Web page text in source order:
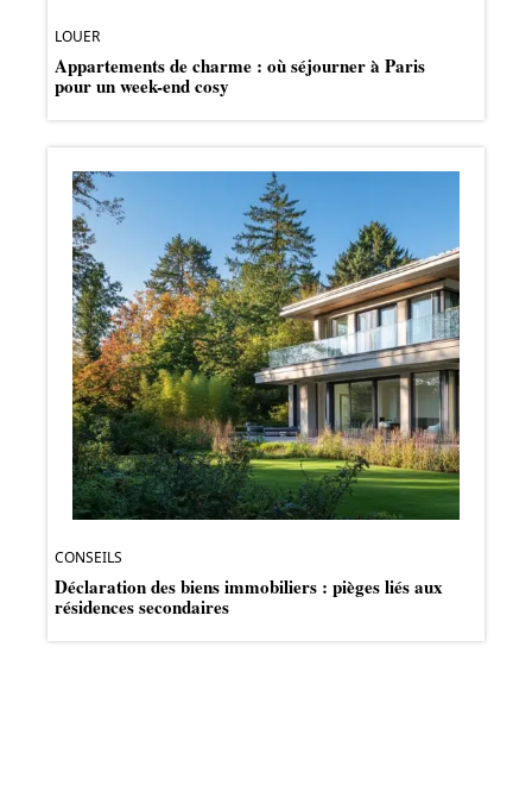
LOUER
Appartements de charme : où séjourner à Paris
pour un week-end cosy
CONSEILS
Déclaration des biens immobiliers : pièges liés aux
résidences secondaires